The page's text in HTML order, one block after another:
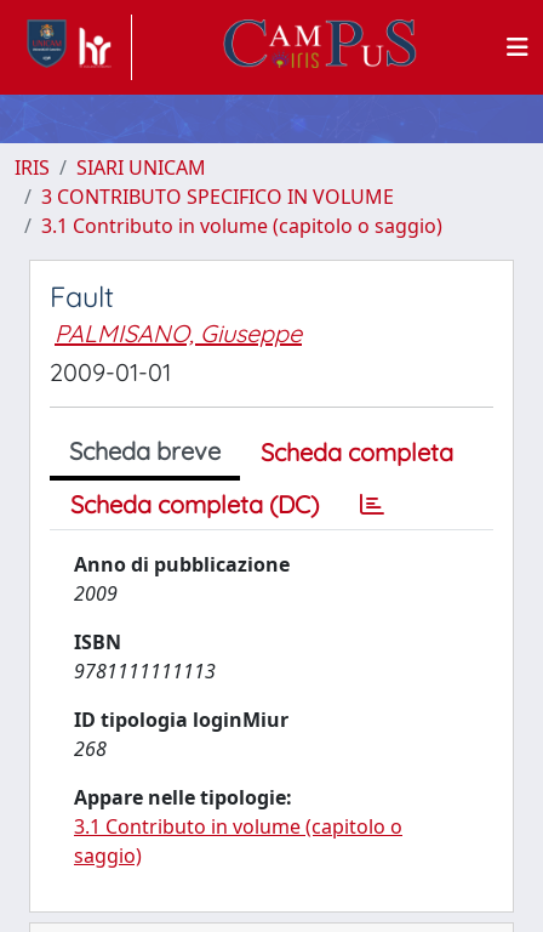
IRIS
SIARI UNICAM
3 CONTRIBUTO SPECIFICO IN VOLUME
3.1 Contributo in volume (capitolo o saggio)
Fault
PALMISANO, Giuseppe
2009-01-01
Scheda breve
Scheda completa
Scheda completa (DC)
Anno di pubblicazione
2009
ISBN
9781111111113
ID tipologia loginMiur
268
Appare nelle tipologie:
3.1 Contributo in volume (capitolo o
saggio)